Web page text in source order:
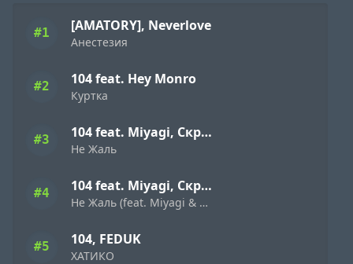
#1 [AMATORY], Neverlove
Анестезия
#2 104 feat. Hey Monro
Куртка
#3 104 feat. Miyagi, Скриптонит
Не Жаль
#4 104 feat. Miyagi, Скриптонит
Не Жаль (feat. Miyagi & Скриптонит)
#5 104, FEDUK
ХАТИКО